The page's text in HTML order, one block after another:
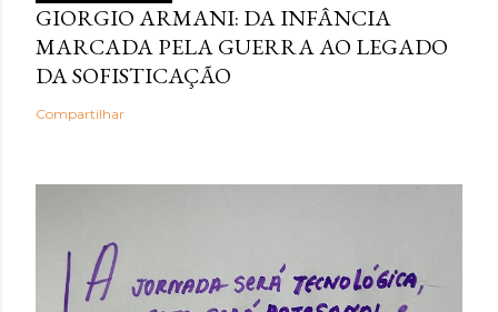
GIORGIO ARMANI: DA INFÂNCIA
MARCADA PELA GUERRA AO LEGADO
DA SOFISTICAÇÃO
Compartilhar